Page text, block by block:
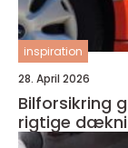
inspiration
28. April 2026
Bilforsikring
rigtige